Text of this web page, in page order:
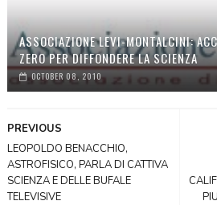
ASSOCIAZIONE LEVI-MONTALCINI:
ZERO PER DIFFONDERE LA SCIENZA
OCTOBER 08, 2010
PREVIOUS
LEOPOLDO BENACCHIO,
ASTROFISICO, PARLA DI CATTIVA
SCIENZA E DELLE BUFALE
TELEVISIVE